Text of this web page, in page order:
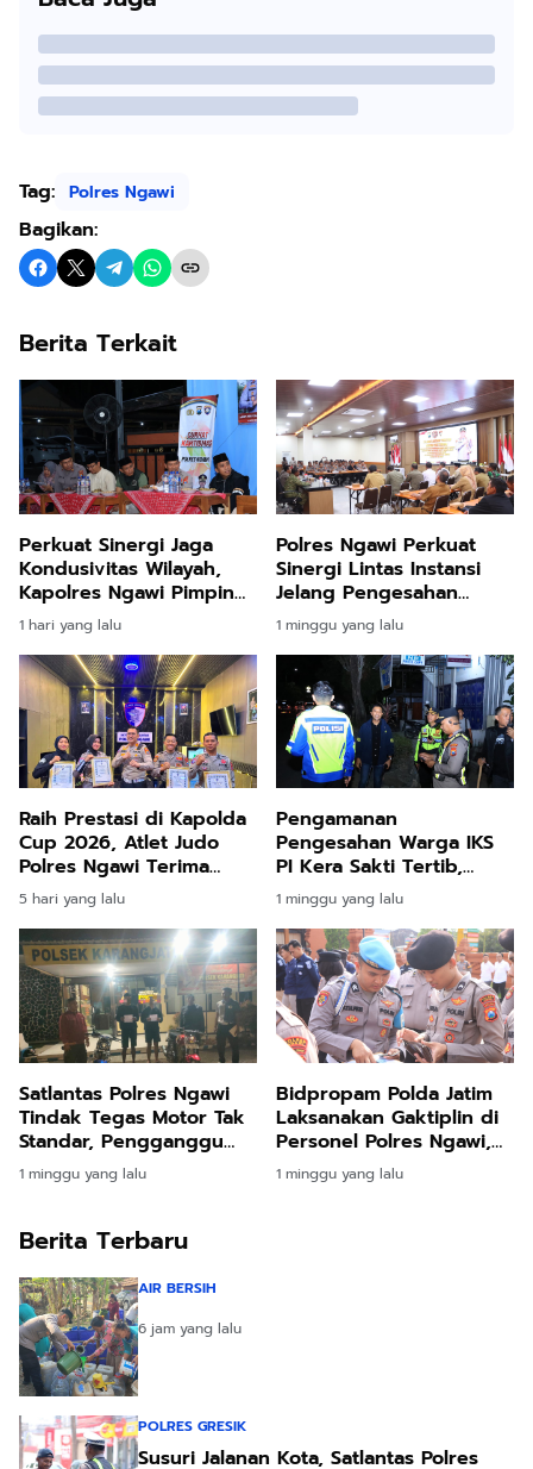
Tag: Polres Ngawi
Bagikan:
Berita Terkait
Perkuat Sinergi Jaga
Kondusivitas Wilayah,
Kapolres Ngawi Pimpin
Curhat Kamtibmas
1 hari yang lalu
Polres Ngawi Perkuat
Sinergi Lintas Instansi
Jelang Pengesahan
Warga Baru IKS PI Kera
Sakti, Keamanan Jadi
Prioritas
1 minggu yang lalu
Raih Prestasi di Kapolda
Cup 2026, Atlet Judo
Polres Ngawi Terima
Reward dari Kasat
Lantas
5 hari yang lalu
Pengamanan
Pengesahan Warga IKS
PI Kera Sakti Tertib,
Kapolres Ngawi Ucapkan
Terima Kasih
1 minggu yang lalu
Satlantas Polres Ngawi
Tindak Tegas Motor Tak
Standar, Pengganggu
Kamtibmas Langsung
Ditilang
1 minggu yang lalu
Bidpropam Polda Jatim
Laksanakan Gaktiplin di
Personel Polres Ngawi,
Disiplin dan Integritas
Jadi Prioritas
1 minggu yang lalu
Berita Terbaru
AIR BERSIH
6 jam yang lalu
POLRES GRESIK
Susuri Jalanan Kota, Satlantas Polres